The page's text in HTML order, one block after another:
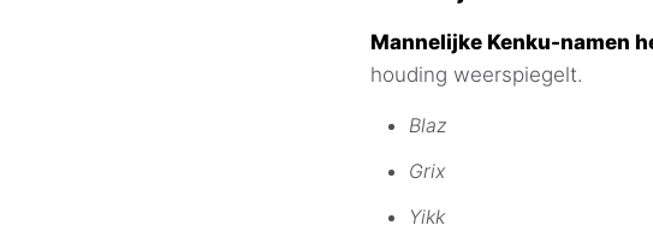
Mannelijke Kenku-namen
houding weerspiegelt.
Blaz
Grix
Yikk